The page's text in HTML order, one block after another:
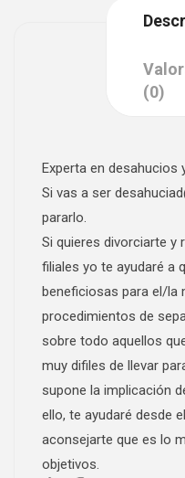
(0)
Experta en desahucios
Si vas a ser
pararlo.
Si quieres divorciarte y
filiales yo te ayudaré a
beneficiosas para el/la
procedimientos de
sobre todo aquellos
muy difiles de llevar
supone la implicación
ello, te ayudaré desde
aconsejarte que es lo
objetivos.